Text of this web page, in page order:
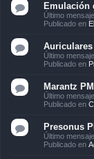
Emulación
Último
Publicado en
Último
Publicado en
Marantz
Último
Publicado en
Presonus
Último
Publicado en